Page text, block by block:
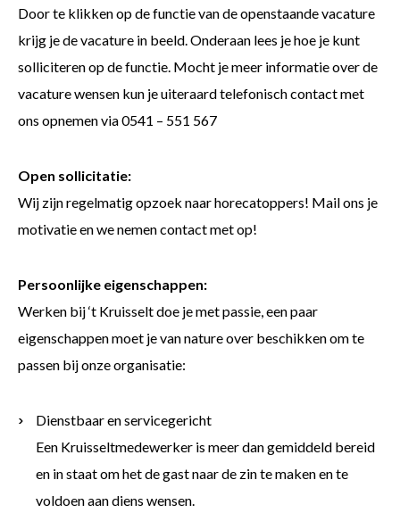
Door te klikken op de functie van de openstaande vacature
krijg je de vacature in beeld. Onderaan lees je hoe je kunt
solliciteren op de functie. Mocht je meer informatie over de
vacature wensen kun je uiteraard telefonisch contact met
ons opnemen via 0541 – 551 567
Open sollicitatie:
Wij zijn regelmatig opzoek naar horecatoppers! Mail ons je
motivatie en we nemen contact met op!
Persoonlijke eigenschappen:
Werken bij ‘t Kruisselt doe je met passie, een paar
eigenschappen moet je van nature over beschikken om te
passen bij onze organisatie:
Dienstbaar en servicegericht
Een Kruisseltmedewerker is meer dan gemiddeld bereid
en in staat om het de gast naar de zin te maken en te
voldoen aan diens wensen.